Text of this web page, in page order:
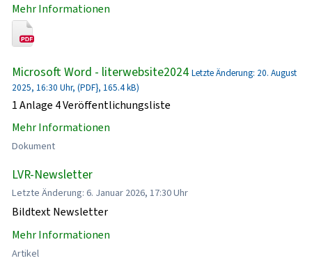
Mehr Informationen
Microsoft Word - literwebsite2024 Letzte Änderung: 20. August
2025, 16:30 Uhr, (PDF}, 165.4 kB)
1 Anlage 4 Veröffentlichungsliste
Mehr Informationen
Dokument
LVR-Newsletter
Letzte Änderung: 6. Januar 2026, 17:30 Uhr
Bildtext Newsletter
Mehr Informationen
Artikel